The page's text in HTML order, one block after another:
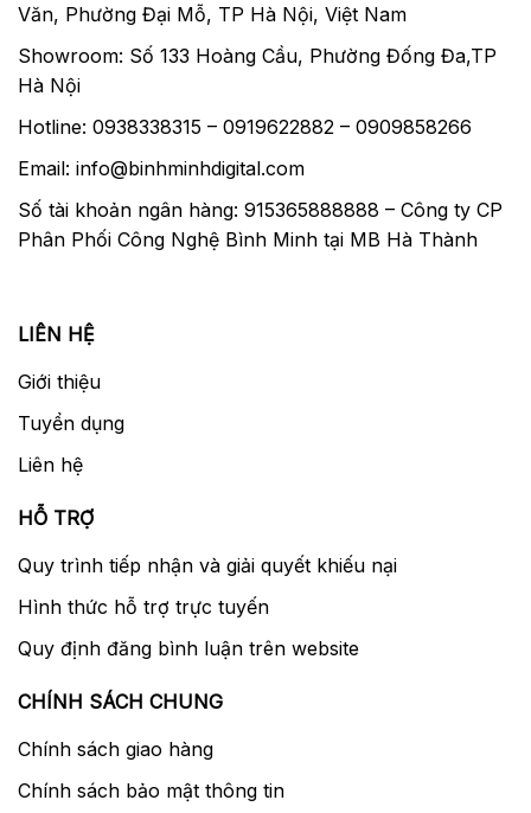
Văn, Phường Đại Mỗ, TP Hà Nội, Việt Nam
Showroom: Số 133 Hoàng Cầu, Phường Đống Đa,TP
Hà Nội
Hotline: 0938338315 – 0919622882 – 0909858266
Email: info@binhminhdigital.com
Số tài khoản ngân hàng: 915365888888 – Công ty CP
Phân Phối Công Nghệ Bình Minh tại MB Hà Thành
LIÊN HỆ
Giới thiệu
Tuyển dụng
Liên hệ
HỖ TRỢ
Quy trình tiếp nhận và giải quyết khiếu nại
Hình thức hỗ trợ trực tuyến
Quy định đăng bình luận trên website
CHÍNH SÁCH CHUNG
Chính sách giao hàng
Chính sách bảo mật thông tin